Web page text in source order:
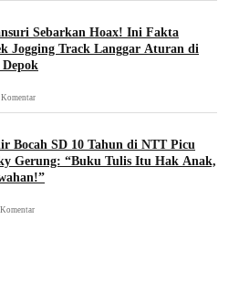
Sebarkan Hoax! Ini Fakta
Jogging Track Langgar Aturan di
Komentar
Bocah SD 10 Tahun di NTT Picu
Gerung: “Buku Tulis Itu Hak Anak,